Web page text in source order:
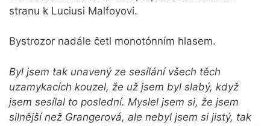
stranu k Luciusi Malfoyovi.
Bystrozor nadále četl monotónním hlasem.
Byl jsem tak unavený ze sesílání všech těch
uzamykacích kouzel, že už jsem byl slabý, když
jsem sesílal to poslední. Myslel jsem si, že jsem
silnější než Grangerová, ale nebyl jsem si jistý, tak